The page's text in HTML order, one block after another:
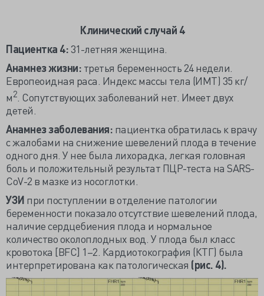
Клинический случай 4
Пациентка 4: 31-летняя женщина.
Анамнез жизни: третья беременность 24 недели.
Европеоидная раса. Индекс массы тела (ИМТ) 35 кг/
м2 . Сопутствующих заболеваний нет. Имеет двух
детей.
Анамнез заболевания: пациентка обратилась к врачу
с жалобами на снижение шевелений плода в течение
одного дня. У нее была лихорадка, легкая головная
боль и положительный результат ПЦР-теста на SARS-
CoV-2 в мазке из носоглотки.
УЗИ при поступлении в отделение патологии
беременности показало отсутствие шевелений плода,
наличие сердцебиения плода и нормальное
количество околоплодных вод. У плода был класс
кровотока [BFC] 1–2. Кардиотокография (КТГ) была
интерпретирована как патологическая (рис. 4).